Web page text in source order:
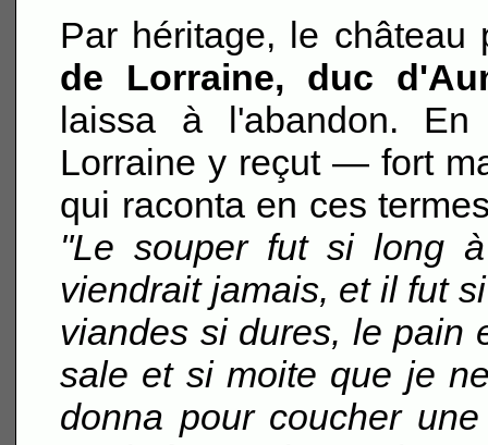
Par héritage, le
de Lorraine, duc
laissa à l'abandon.
Lorraine y reçut — fort
qui raconta en ces
"Le souper fut si long
viendrait jamais, et il fut
viandes si dures, le pain
sale et si moite que je
donna pour coucher